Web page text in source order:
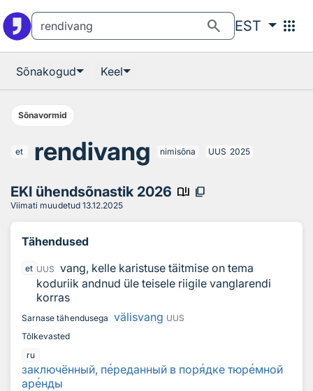
search EST apps
Sõnakogud Keel
Sõnavormid
et rendivang nimisõna UUS 2025
EKI ühendsõnastik 2026 book_ribbon content_copy
Viimati muudetud 13.12.2025
Tähendused
et UUS
vang, kelle karistuse täitmise on tema
koduriik andnud üle teisele riigile vanglarendi
korras
Sarnase tähendusega välisvang UUS
Tõlkevasted
ru
заключённый, переданный в порядке тюремной
аренды